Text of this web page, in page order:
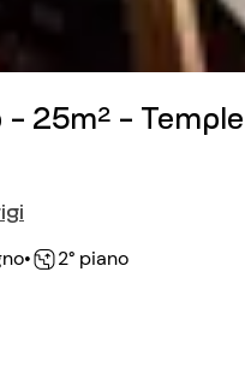
25m² - Temple
•
2° piano